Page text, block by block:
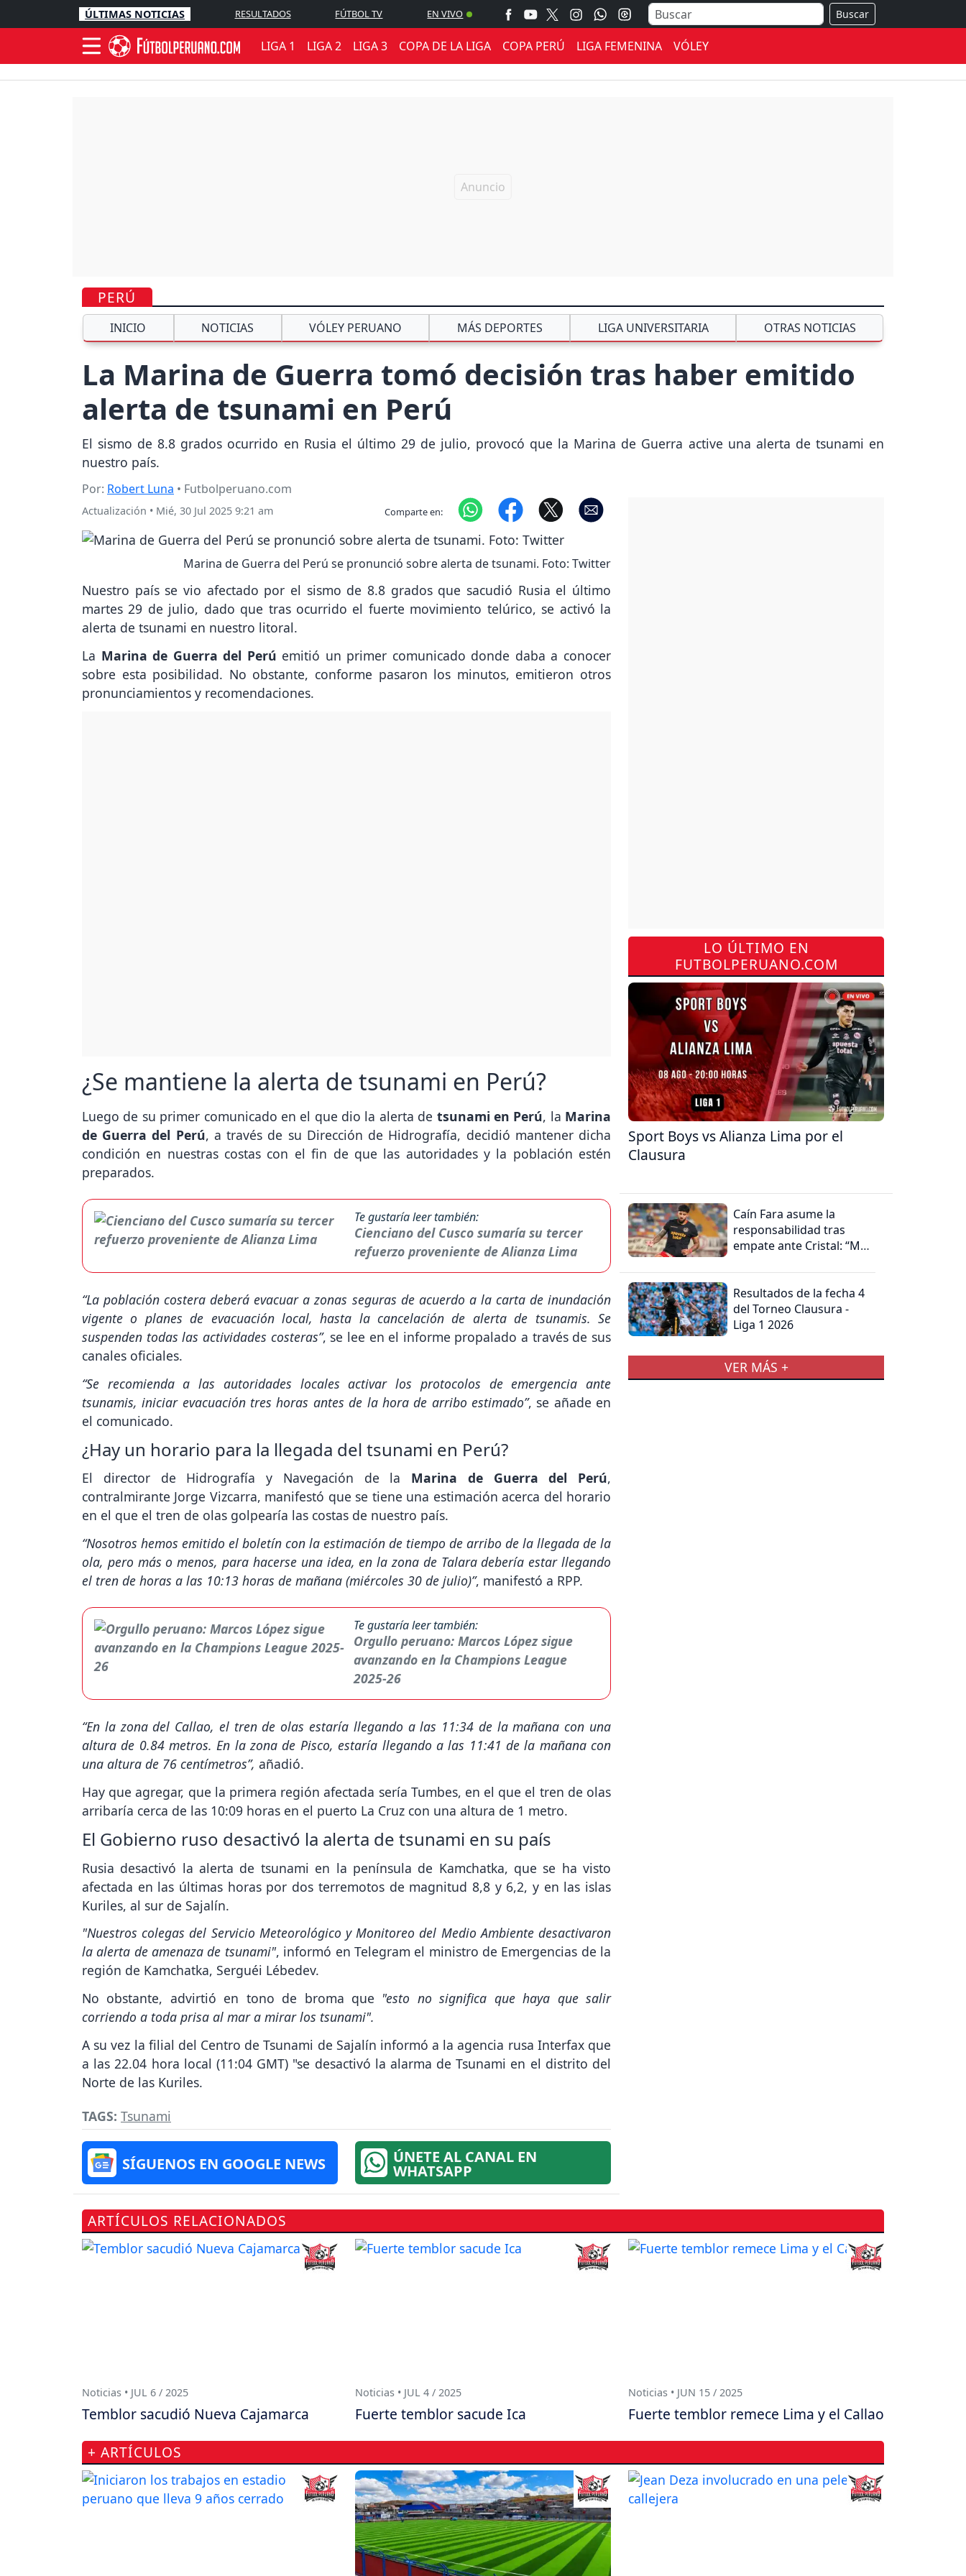
ÚLTIMAS NOTICIAS RESULTADOS FÚTBOL TV EN VIVO Buscar
LIGA 1 LIGA 2 LIGA 3 COPA DE LA LIGA COPA PERÚ LIGA FEMENINA VÓLEY
PERÚ
INICIO NOTICIAS VÓLEY PERUANO MÁS DEPORTES LIGA UNIVERSITARIA OTRAS NOTICIAS
La Marina de Guerra tomó decisión tras haber emitido
alerta de tsunami en Perú
El sismo de 8.8 grados ocurrido en Rusia el último 29 de julio, provocó que la Marina de Guerra active una alerta de tsunami en
nuestro país.
Por: Robert Luna • Futbolperuano.com
Actualización • Mié, 30 Jul 2025 9:21 am Comparte en:
Marina de Guerra del Perú se pronunció sobre alerta de tsunami. Foto: Twitter
Nuestro país se vio afectado por el sismo de 8.8 grados que sacudió Rusia el último
martes 29 de julio, dado que tras ocurrido el fuerte movimiento telúrico, se activó la
alerta de tsunami en nuestro litoral.
La Marina de Guerra del Perú emitió un primer comunicado donde daba a conocer
sobre esta posibilidad. No obstante, conforme pasaron los minutos, emitieron otros
pronunciamientos y recomendaciones.
¿Se mantiene la alerta de tsunami en Perú?
Luego de su primer comunicado en el que dio la alerta de tsunami en Perú, la Marina
de Guerra del Perú, a través de su Dirección de Hidrografía, decidió mantener dicha
condición en nuestras costas con el fin de que las autoridades y la población estén
preparados.
Te gustaría leer también:
Cienciano del Cusco sumaría su tercer
refuerzo proveniente de Alianza Lima
“La población costera deberá evacuar a zonas seguras de acuerdo a la carta de inundación
vigente o planes de evacuación local, hasta la cancelación de alerta de tsunamis. Se
suspenden todas las actividades costeras”, se lee en el informe propalado a través de sus
canales oficiales.
“Se recomienda a las autoridades locales activar los protocolos de emergencia ante
tsunamis, iniciar evacuación tres horas antes de la hora de arribo estimado”, se añade en
el comunicado.
¿Hay un horario para la llegada del tsunami en Perú?
El director de Hidrografía y Navegación de la Marina de Guerra del Perú,
contralmirante Jorge Vizcarra, manifestó que se tiene una estimación acerca del horario
en el que el tren de olas golpearía las costas de nuestro país.
“Nosotros hemos emitido el boletín con la estimación de tiempo de arribo de la llegada de la
ola, pero más o menos, para hacerse una idea, en la zona de Talara debería estar llegando
el tren de horas a las 10:13 horas de mañana (miércoles 30 de julio)”, manifestó a RPP.
Te gustaría leer también:
Orgullo peruano: Marcos López sigue
avanzando en la Champions League
2025-26
“En la zona del Callao, el tren de olas estaría llegando a las 11:34 de la mañana con una
altura de 0.84 metros. En la zona de Pisco, estaría llegando a las 11:41 de la mañana con
una altura de 76 centímetros”, añadió.
Hay que agregar, que la primera región afectada sería Tumbes, en el que el tren de olas
arribaría cerca de las 10:09 horas en el puerto La Cruz con una altura de 1 metro.
El Gobierno ruso desactivó la alerta de tsunami en su país
Rusia desactivó la alerta de tsunami en la península de Kamchatka, que se ha visto
afectada en las últimas horas por dos terremotos de magnitud 8,8 y 6,2, y en las islas
Kuriles, al sur de Sajalín.
"Nuestros colegas del Servicio Meteorológico y Monitoreo del Medio Ambiente desactivaron
la alerta de amenaza de tsunami", informó en Telegram el ministro de Emergencias de la
región de Kamchatka, Serguéi Lébedev.
No obstante, advirtió en tono de broma que "esto no significa que haya que salir
corriendo a toda prisa al mar a mirar los tsunami".
A su vez la filial del Centro de Tsunami de Sajalín informó a la agencia rusa Interfax que
a las 22.04 hora local (11:04 GMT) "se desactivó la alarma de Tsunami en el distrito del
Norte de las Kuriles.
TAGS: Tsunami
SÍGUENOS EN GOOGLE NEWS ÚNETE AL CANAL EN
WHATSAPP
LO ÚLTIMO EN
FUTBOLPERUANO.COM
Sport Boys vs Alianza Lima por el
Clausura
Caín Fara asume la
responsabilidad tras
empate ante Cristal: “Me
Resultados de la fecha 4
del Torneo Clausura -
Liga 1 2026
VER MÁS +
ARTÍCULOS RELACIONADOS
Noticias • JUL 6 / 2025
Temblor sacudió Nueva Cajamarca
Noticias • JUL 4 / 2025
Fuerte temblor sacude Ica
Noticias • JUN 15 / 2025
Fuerte temblor remece Lima y el Callao
+ ARTÍCULOS